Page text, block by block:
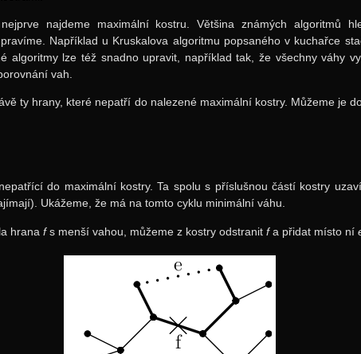
najdeme maximální kostru. Většina známých algoritmů
Například u Kruskalova algoritmu popsaného v kuchařce
algoritmy lze též snadno upravit, například tak, že všechny váhy
vah.
ty hrany, které nepatří do nalezené maximální kostry. Můžeme je
nepatřící do maximální kostry. Ta spolu s příslušnou částí kostry
Ukážeme, že má na tomto cyklu minimální váhu.
hranafs menší vahou, můžeme z kostry odstranitfa přidat místo ní